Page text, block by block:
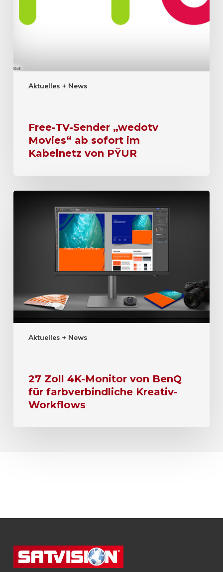
Aktuelles + News
Free-TV-Sender „wedotv
Movies“ ab sofort im
Kabelnetz von PŸUR
Aktuelles + News
27 Zoll 4K-Monitor von BenQ
für farbverbindliche Kreativ-
Workflows